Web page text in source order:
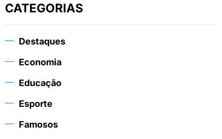
CATEGORIAS
Destaques
Economia
Educação
Esporte
Famosos